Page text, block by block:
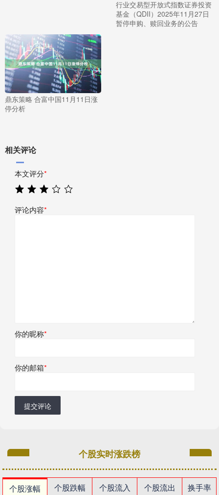
行业交易型开放式指数证券投资
基金（QDII）2025年11月27日
暂停申购、赎回业务的公告
鼎东策略 合富中国11月11日涨
停分析
相关评论
本文评分*
评论内容*
你的昵称*
你的邮箱*
提交评论
个股实时涨跌榜
个股涨幅 个股跌幅 个股流入 个股流出
换手率